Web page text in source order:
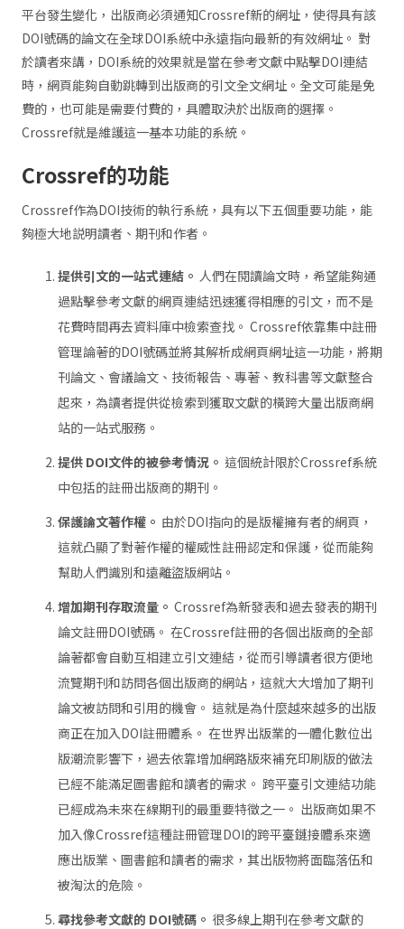
平台發生變化，出版商必須通知Crossref新的網址，使得具有該
DOI號碼的論文在全球DOI系統中永遠指向最新的有效網址。 對
於讀者來講，DOI系統的效果就是當在參考文獻中點擊DOI連結
時，網頁能夠自動跳轉到出版商的引文全文網址。全文可能是免
費的，也可能是需要付費的，具體取決於出版商的選擇。
Crossref就是維護這一基本功能的系統。
Crossref的功能
Crossref作為DOI技術的執行系統，具有以下五個重要功能，能
夠極大地説明讀者、期刊和作者。
提供引文的一站式連結。 人們在閱讀論文時，希望能夠通
過點擊參考文獻的網頁連結迅速獲得相應的引文，而不是
花費時間再去資料庫中檢索查找。 Crossref依靠集中註冊
管理論著的DOI號碼並將其解析成網頁網址這一功能，將期
刊論文、會議論文、技術報告、專著、教科書等文獻整合
起來，為讀者提供從檢索到獲取文獻的橫跨大量出版商網
站的一站式服務。
提供 DOI文件的被參考情況。 這個統計限於Crossref系統
中包括的註冊出版商的期刊。
保護論文著作權。 由於DOI指向的是版權擁有者的網頁，
這就凸顯了對著作權的權威性註冊認定和保護，從而能夠
幫助人們識別和遠離盜版網站。
增加期刊存取流量。 Crossref為新發表和過去發表的期刊
論文註冊DOI號碼。 在Crossref註冊的各個出版商的全部
論著都會自動互相建立引文連結，從而引導讀者很方便地
流覽期刊和訪問各個出版商的網站，這就大大增加了期刊
論文被訪問和引用的機會。 這就是為什麼越來越多的出版
商正在加入DOI註冊體系。 在世界出版業的一體化數位出
版潮流影響下，過去依靠增加網路版來補充印刷版的做法
已經不能滿足圖書館和讀者的需求。 跨平臺引文連結功能
已經成為未來在線期刊的最重要特徵之一。 出版商如果不
加入像Crossref這種註冊管理DOI的跨平臺鏈接體系來適
應出版業、圖書館和讀者的需求，其出版物將面臨落伍和
被淘汰的危險。
尋找參考文獻的 DOI號碼。 很多線上期刊在參考文獻的